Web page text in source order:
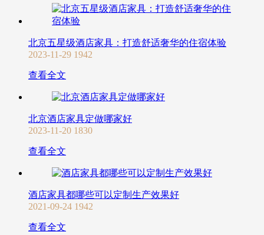
北京五星级酒店家具：打造舒适奢华的住宿体验
2023-11-29 1942
查看全文
北京酒店家具定做哪家好
2023-11-20 1830
查看全文
酒店家具都哪些可以定制生产效果好
2021-09-24 1942
查看全文